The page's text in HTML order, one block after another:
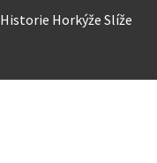
Historie Horkýže Slíže